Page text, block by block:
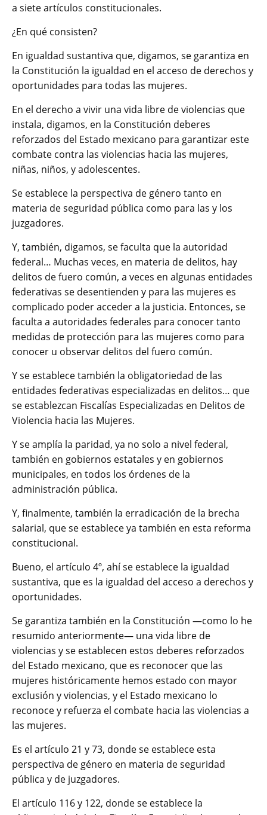
a siete artículos constitucionales.
¿En qué consisten?
En igualdad sustantiva que, digamos, se garantiza en
la Constitución la igualdad en el acceso de derechos y
oportunidades para todas las mujeres.
En el derecho a vivir una vida libre de violencias que
instala, digamos, en la Constitución deberes
reforzados del Estado mexicano para garantizar este
combate contra las violencias hacia las mujeres,
niñas, niños, y adolescentes.
Se establece la perspectiva de género tanto en
materia de seguridad pública como para las y los
juzgadores.
Y, también, digamos, se faculta que la autoridad
federal… Muchas veces, en materia de delitos, hay
delitos de fuero común, a veces en algunas entidades
federativas se desentienden y para las mujeres es
complicado poder acceder a la justicia. Entonces, se
faculta a autoridades federales para conocer tanto
medidas de protección para las mujeres como para
conocer u observar delitos del fuero común.
Y se establece también la obligatoriedad de las
entidades federativas especializadas en delitos… que
se establezcan Fiscalías Especializadas en Delitos de
Violencia hacia las Mujeres.
Y se amplía la paridad, ya no solo a nivel federal,
también en gobiernos estatales y en gobiernos
municipales, en todos los órdenes de la
administración pública.
Y, finalmente, también la erradicación de la brecha
salarial, que se establece ya también en esta reforma
constitucional.
Bueno, el artículo 4º, ahí se establece la igualdad
sustantiva, que es la igualdad del acceso a derechos y
oportunidades.
Se garantiza también en la Constitución —como lo he
resumido anteriormente— una vida libre de
violencias y se establecen estos deberes reforzados
del Estado mexicano, que es reconocer que las
mujeres históricamente hemos estado con mayor
exclusión y violencias, y el Estado mexicano lo
reconoce y refuerza el combate hacia las violencias a
las mujeres.
Es el artículo 21 y 73, donde se establece esta
perspectiva de género en materia de seguridad
pública y de juzgadores.
El artículo 116 y 122, donde se establece la